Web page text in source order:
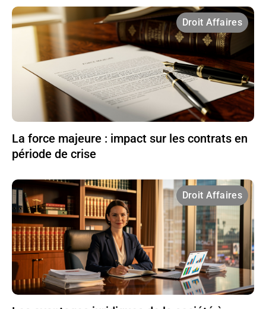
Droit Affaires
La force majeure : impact sur les contrats en
période de crise
Droit Affaires